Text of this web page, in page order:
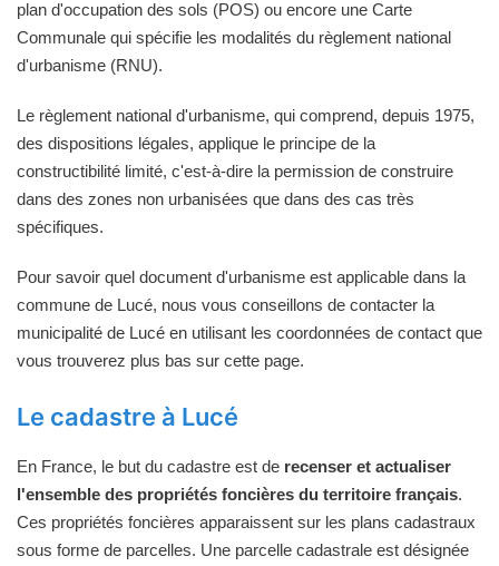
plan d'occupation des sols (POS) ou encore une Carte
Communale qui spécifie les modalités du règlement national
d'urbanisme (RNU).
Le règlement national d'urbanisme, qui comprend, depuis 1975,
des dispositions légales, applique le principe de la
constructibilité limité, c'est-à-dire la permission de construire
dans des zones non urbanisées que dans des cas très
spécifiques.
Pour savoir quel document d'urbanisme est applicable dans la
commune de Lucé, nous vous conseillons de contacter la
municipalité de Lucé en utilisant les coordonnées de contact que
vous trouverez plus bas sur cette page.
Le cadastre à Lucé
En France, le but du cadastre est de recenser et actualiser
l'ensemble des propriétés foncières du territoire français.
Ces propriétés foncières apparaissent sur les plans cadastraux
sous forme de parcelles. Une parcelle cadastrale est désignée